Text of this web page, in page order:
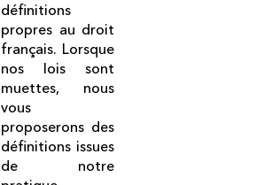
définitions
propres au droit
français. Lorsque
nos lois sont
muettes, nous
vous
proposerons des
définitions issues
de notre